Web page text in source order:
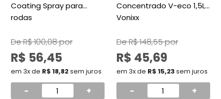
Coating Spray para
rodas
DeR$ 100,08por
R$ 56,45
em 3x de R$ 18,82sem juros
- +
Concentrado V-eco 1,5L
Vonixx
DeR$ 148,55por
R$ 45,69
em 3x de R$ 15,23sem juros
- +